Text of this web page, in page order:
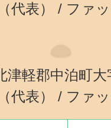
代表） / ファ
軽郡中泊町大
代表） / ファ